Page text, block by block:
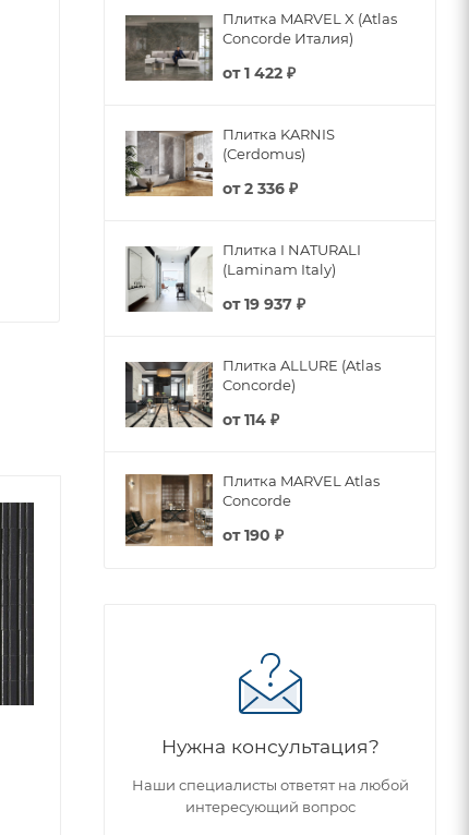
Плитка MARVEL X (Atlas
Concorde Италия)
от1 422 ₽
Плитка KARNIS
(Cerdomus)
от2 336 ₽
Плитка I NATURALI
(Laminam Italy)
от19 937 ₽
Плитка ALLURE (Atlas
Concorde)
от114 ₽
Плитка MARVEL Atlas
Concorde
от190 ₽
Нужна консультация?
Наши специалисты ответят на любой
интересующий вопрос